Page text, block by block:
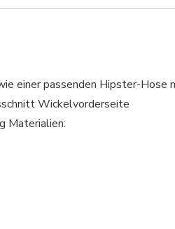
einer passenden Hipster-Hose
Wickelvorderseite
Materialien: